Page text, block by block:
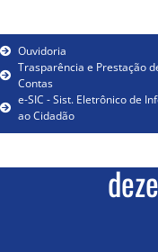
Ouvidoria
Trasparência e Prestação
Contas
e-SIC - Sist. Eletrônico de
ao Cidadão